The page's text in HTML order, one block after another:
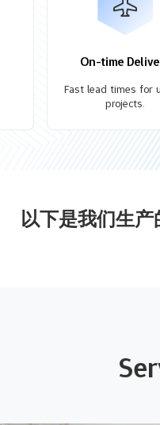
On-time
Fast lead times for
projects.
以下是我们生产